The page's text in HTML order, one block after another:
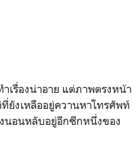
เรื่องน่าอาย แต่ภาพตรงหน้า
ที่ยังเหลืออยู่ควานหาโทรศัพท์
งนอนหลับอยู่อีกซีกหนึ่งของ